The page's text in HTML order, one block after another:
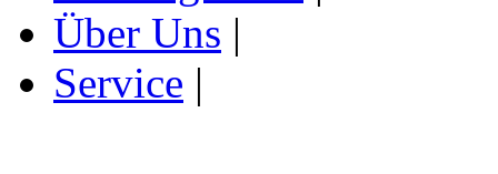
Über Uns |
Service |